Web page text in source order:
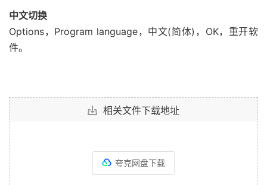
中文切换
Options，Program language，中文(简体)，OK，重开软
件。
相关文件下载地址
夸克网盘下载